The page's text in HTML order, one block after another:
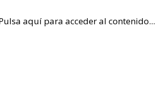
aquí para acceder al contenido...